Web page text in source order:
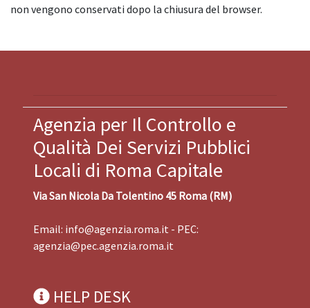
non vengono conservati dopo la chiusura del browser.
Agenzia per Il Controllo e
Qualità Dei Servizi Pubblici
Locali di Roma Capitale
Via San Nicola Da Tolentino 45 Roma (RM)
Email: info@agenzia.roma.it - PEC:
agenzia@pec.agenzia.roma.it
HELP DESK